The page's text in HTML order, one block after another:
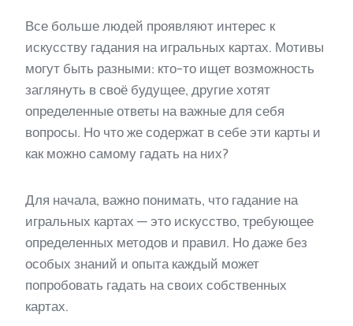
Все больше людей проявляют интерес к
искусству гадания на игральных картах. Мотивы
могут быть разными: кто-то ищет возможность
заглянуть в своё будущее, другие хотят
определенные ответы на важные для себя
вопросы. Но что же содержат в себе эти карты и
как можно самому гадать на них?
Для начала, важно понимать, что гадание на
игральных картах — это искусство, требующее
определенных методов и правил. Но даже без
особых знаний и опыта каждый может
попробовать гадать на своих собственных
картах.